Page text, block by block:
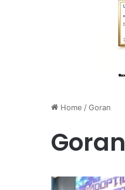
Home /Goran
Goran